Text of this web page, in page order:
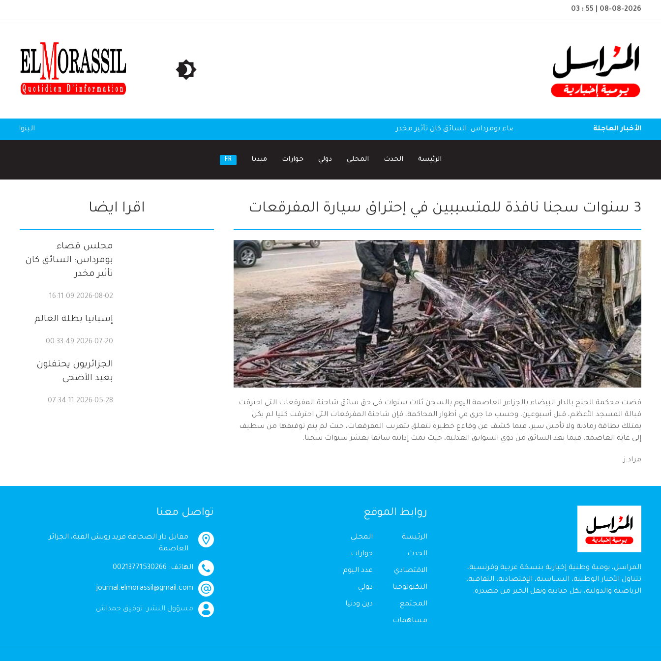
03 : 55 | 08-08-2026
الأخبار العاجلة البنوك تشرع في تقديم منحة السفر، بعد تعليمة بنك الجزائر
الرئيسة الحدث المحلي دولي حوارات ميديا FR
3 سنوات سجنا نافذة للمتسببين في إحتراق سيارة المفرقعات
قضت محكمة الجنح بالدار البيضاء بالجزاءر العاصمة اليوم بالسجن ثلاث سنوات في حق سائق شاحنة المفرقعات التي احترقت
قبالة المسجد الأعظم، قبل أسبوعين، وحسب ما جرى في أطوار المحاكمة، فإن شاحنة المفرقعات التي احترقت كليا لم يكن
يمتلك بطاقة رمادية ولا تأمين سير، فيما كشف عن وقاءع خطيرة تتعلق بتعريب المفرقعات، حيث لم يتم توقيفها من سطيف
إلى غاية العاصمة، فيما يعد السائق من ذوي السوابق العدلية، حيث تمت إدانته سابقا بعشر سنوات سجنا.
مراد.ز
اقرا ايضا
مجلس قضاء
بومرداس: السائق كان
تأثير مخدر
2026-08-02 16:11:09
إسبانيا بطلة العالم
2026-07-20 00:33:49
الجزائريون يحتفلون
بعيد الأضحى
2026-05-28 07:34:11
المراسل، يومية وطنية إخبارية بنسخة عربية وفرنسية،
تتناول الأخبار الوطنية، السياسية، الإقتصادية، الثقافية،
الرياضية والدولية، بكل حيادية ونقل الخبر من مصدره.
روابط الموقع
الرئيسة
الحدث
الاقتصادي
التكنولوجيا
المجتمع
مساهمات
المحلي
حوارات
عدد اليوم
دولي
دين ودنيا
تواصل معنا
مقابل دار الصحافة فريد زويش القبة، الجزائر
العاصمة
الهاتف: 00213771530266
journal.elmorassil@gmail.com
مسؤول النشر: توفيق حمداش